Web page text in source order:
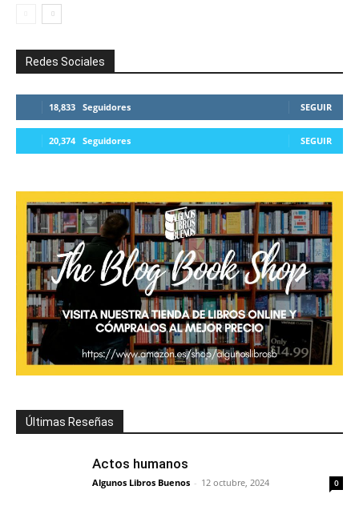
Redes Sociales
18,833 Seguidores SEGUIR
20,374 Seguidores SEGUIR
Últimas Reseñas
Actos humanos
Algunos Libros Buenos - 12 octubre, 2024 0